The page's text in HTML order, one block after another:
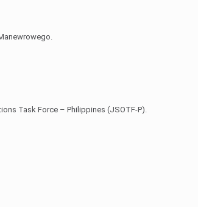
Task Force – Philippines (JSOTF-P).